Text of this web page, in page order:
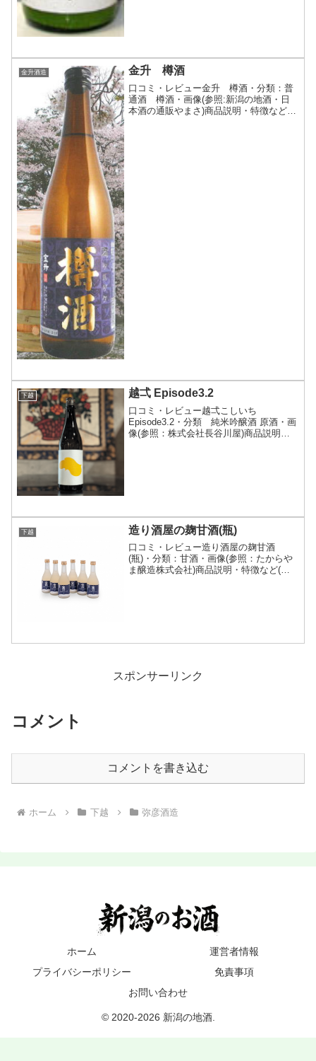
金升酒造 金升 樽酒
口コミ・レビュー金升 樽酒・分類：普
通酒 樽酒・画像(参照:新潟の地酒・日
本酒の通販やまさ)商品説明・特徴など
下越 越弌 Episode3.2
口コミ・レビュー越弌こしいち
Episode3.2・分類 純米吟醸酒 原酒・画
像(参照：株式会社長谷川屋)商品説明・
下越 造り酒屋の麹甘酒(瓶)
口コミ・レビュー造り酒屋の麹甘酒
(瓶)・分類：甘酒・画像(参照：たからや
ま醸造株式会社)商品説明・特徴など(参
スポンサーリンク
コメント
コメントを書き込む
ホーム 下越 弥彦酒造
ホーム
運営者情報
プライバシーポリシー
免責事項
お問い合わせ
© 2020-2026 新潟の地酒.